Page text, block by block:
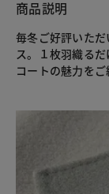
商品説明
毎冬ご好評いた
ス。１枚羽織る
コートの魅力をご